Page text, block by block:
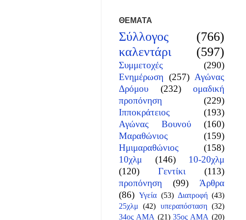
ΘΕΜΑΤΑ
Σύλλογος
(766)
καλεντάρι
(597)
Συμμετοχές
(290)
Ενημέρωση (257) Αγώνας
Δρόμου
(232)
ομαδική
προπόνηση
(229)
Ιπποκράτειος
(193)
Αγώνας Βουνού
(160)
Μαραθώνιος
(159)
Ημιμαραθώνιος
(158)
10χλμ
(146)
10-20χλμ
(120)
Γεντίκι
(113)
προπόνηση
(99)
Άρθρα
(86) Υγεία (53) Διατροφή (43)
25χλμ (42) υπεραπόσταση (32)
34ος ΑΜΑ (21) 35ος ΑΜΑ (20)